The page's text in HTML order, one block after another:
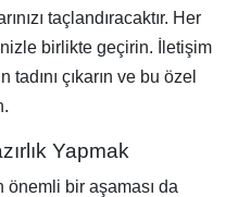
taçlandıracaktır. Her
birlikte geçirin. İletişim
çıkarın ve bu özel
Yapmak
önemli bir aşaması da